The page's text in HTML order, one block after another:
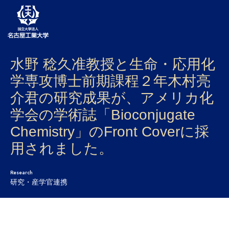
大学案内
学部・大学院・センター
入試
学生生活
研究・産学官連携
社会連携
国際交流
水野 稔久准教授と生命・応用化
学専攻博士前期課程２年木村亮
介君の研究成果が、アメリカ化
学会の学術誌「Bioconjugate
Chemistry」のFront Coverに採
用されました。
Research
研究・産学官連携